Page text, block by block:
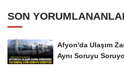
SON
Afyon'da Ulaşım
Aynı Soruyu